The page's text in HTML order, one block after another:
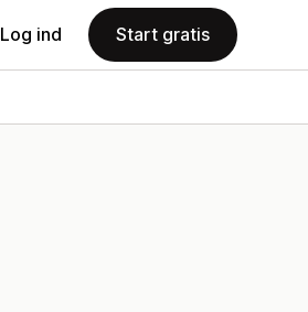
Log ind Start gratis